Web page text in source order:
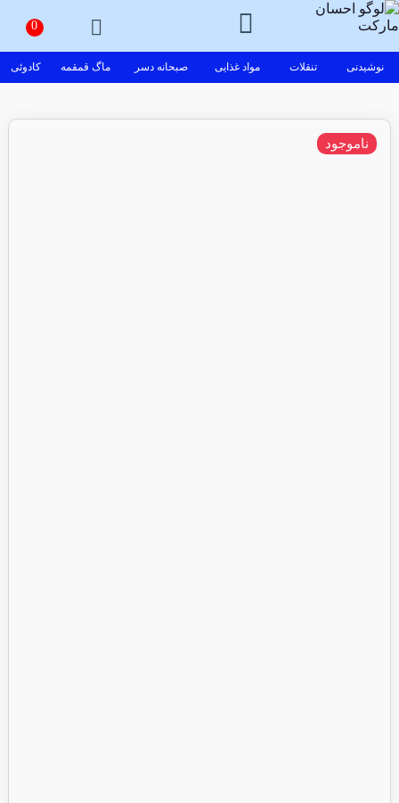
نوشیدنی تنقلات مواد غذایی صبحانه دسر ماگ قمقمه کادوئی
ناموجود